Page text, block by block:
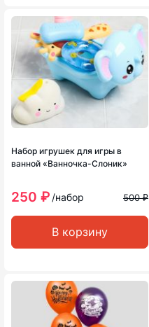
Набор игрушек для игры в
ванной «Ванночка-Слоник»
250 ₽ /набор 500 ₽
В корзину